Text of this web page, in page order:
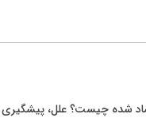
شده چیست؟ علل، پیشگیری